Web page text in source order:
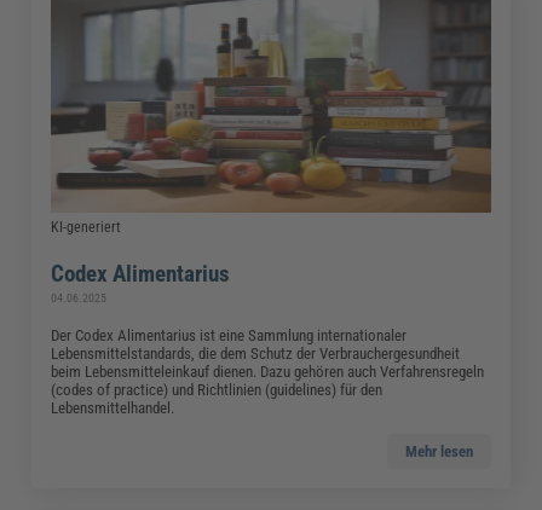
KI-generiert
Codex Alimentarius
04.06.2025
Der Codex Alimentarius ist eine Sammlung internationaler
Lebensmittelstandards, die dem Schutz der Verbrauchergesundheit
beim Lebensmitteleinkauf dienen. Dazu gehören auch Verfahrensregeln
(codes of practice) und Richtlinien (guidelines) für den
Lebensmittelhandel.
Mehr lesen